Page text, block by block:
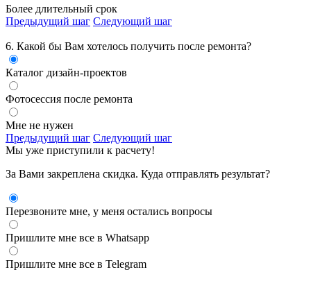
Более длительный срок
Предыдущий шаг Следующий шаг
6. Какой бы Вам хотелось получить после ремонта?
Каталог дизайн-проектов
Фотосессия после ремонта
Мне не нужен
Предыдущий шаг Следующий шаг
Мы уже приступили к расчету!
За Вами закреплена скидка. Куда отправлять результат?
Перезвоните мне, у меня остались вопросы
Пришлите мне все в Whatsapp
Пришлите мне все в Telegram